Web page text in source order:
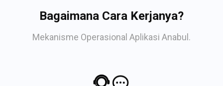
Bagaimana Cara Kerjanya?
Mekanisme Operasional Aplikasi Anabul.